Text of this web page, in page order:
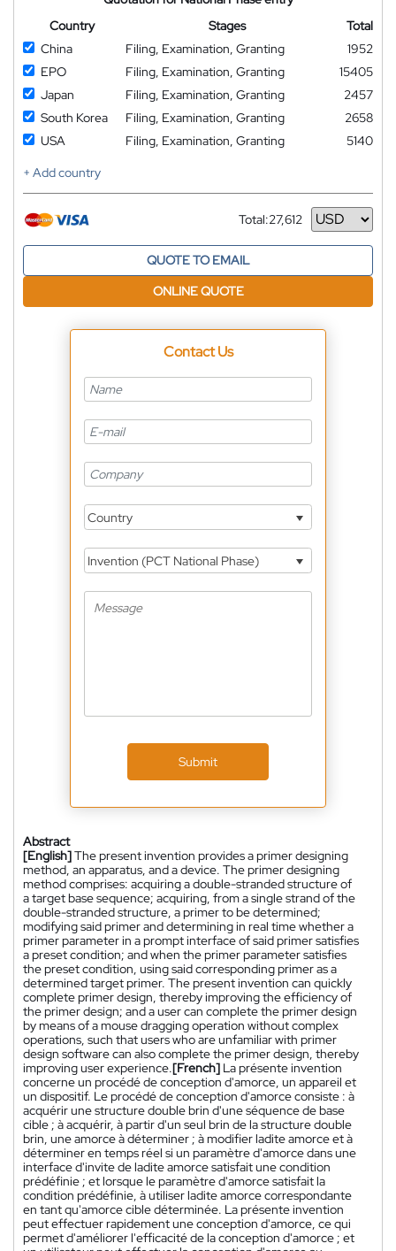
Country
Stages
Total
China
Filing, Examination, Granting
1952
EPO
Filing, Examination, Granting
15405
Japan
Filing, Examination, Granting
2457
South Korea
Filing, Examination, Granting
2658
USA
Filing, Examination, Granting
5140
+ Add country
Total:27,612
Currency
QUOTE TO EMAIL
ONLINE QUOTE
Contact Us
Country
Invention (PCT National Phase)
Submit
Abstract
[English]The present invention provides a primer designing
method, an apparatus, and a device. The primer designing
method comprises: acquiring a double-stranded structure of
a target base sequence; acquiring, from a single strand of the
double-stranded structure, a primer to be determined;
modifying said primer and determining in real time whether a
primer parameter in a prompt interface of said primer satisfies
a preset condition; and when the primer parameter satisfies
the preset condition, using said corresponding primer as a
determined target primer. The present invention can quickly
complete primer design, thereby improving the efficiency of
the primer design; and a user can complete the primer design
by means of a mouse dragging operation without complex
operations, such that users who are unfamiliar with primer
design software can also complete the primer design, thereby
improving user experience.[French] La présente invention
concerne un procédé de conception d'amorce, un appareil et
un dispositif. Le procédé de conception d'amorce consiste : à
acquérir une structure double brin d'une séquence de base
cible ; à acquérir, à partir d'un seul brin de la structure double
brin, une amorce à déterminer ; à modifier ladite amorce et à
déterminer en temps réel si un paramètre d'amorce dans une
interface d'invite de ladite amorce satisfait une condition
prédéfinie ; et lorsque le paramètre d'amorce satisfait la
condition prédéfinie, à utiliser ladite amorce correspondante
en tant qu'amorce cible déterminée. La présente invention
peut effectuer rapidement une conception d'amorce, ce qui
permet d'améliorer l'efficacité de la conception d'amorce ; et